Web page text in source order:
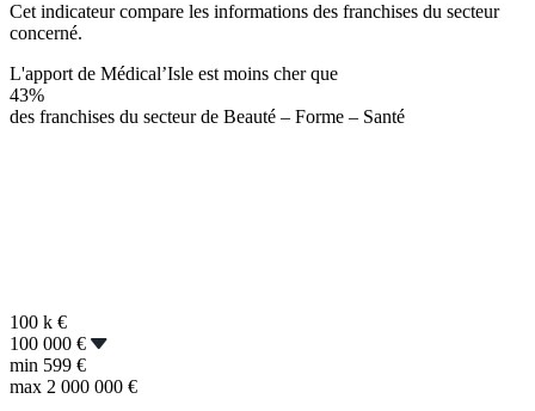
Cet indicateur compare les informations des franchises du secteur
concerné.
L'apport de Médical’Isle est moins cher que
43%
des franchises du secteur de Beauté – Forme – Santé
100 k €
100 000 €
min 599 €
max 2 000 000 €